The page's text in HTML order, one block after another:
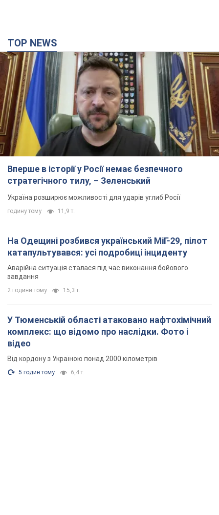
TOP NEWS
Вперше в історії у Росії немає безпечного
стратегічного тилу, – Зеленський
Україна розширює можливості для ударів углиб Росії
годину тому 11,9 т.
На Одещині розбився український МіГ-29, пілот
катапультувався: усі подробиці інциденту
Аварійна ситуація сталася під час виконання бойового
завдання
2 години тому 15,3 т.
У Тюменській області атаковано нафтохімічний
комплекс: що відомо про наслідки. Фото і
відео
Від кордону з Україною понад 2000 кілометрів
5 годин тому 6,4 т.